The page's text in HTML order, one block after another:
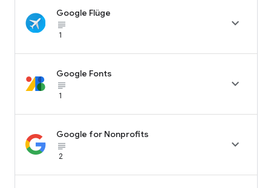
Google Flüge
subject_black
1

Google Fonts
subject_black
1

Google for Nonprofits
subject_black
2
